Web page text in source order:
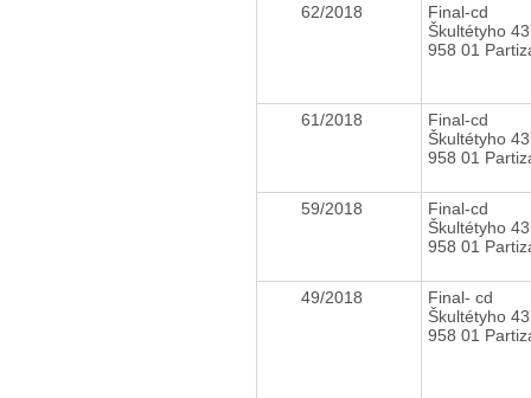
62/2018
Final-cd
Škultétyho
958 01
61/2018
Final-cd
Škultétyho
958 01
59/2018
Final-cd
Škultétyho
958 01
49/2018
Final- cd
Škultétyho
958 01